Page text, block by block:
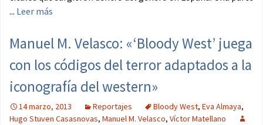
... Leer más
Manuel M. Velasco: «‘Bloody West’ juega
con los códigos del terror adaptados a la
iconografía del western»
14 marzo, 2013 Reportajes Bloody West, Eva Almaya,
Hugo Stuven Casasnovas, Manuel M. Velasco, Víctor Matellano